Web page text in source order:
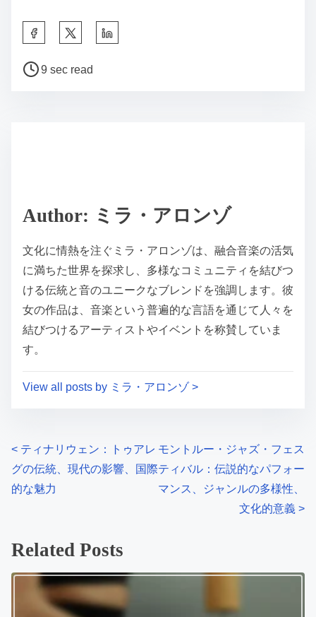
Share this post on:
Post read time
9 sec read
Author: ミラ・アロンゾ
文化に情熱を注ぐミラ・アロンゾは、融合音楽の活気
に満ちた世界を探求し、多様なコミュニティを結びつ
ける伝統と音のユニークなブレンドを強調します。彼
女の作品は、音楽という普遍的な言語を通じて人々を
結びつけるアーティストやイベントを称賛していま
す。
View all posts by ミラ・アロンゾ >
Posts navigation
< ティナリウェン：トゥアレ
グの伝統、現代の影響、国際
的な魅力
モントルー・ジャズ・フェス
ティバル：伝説的なパフォー
マンス、ジャンルの多様性、
文化的意義 >
Related Posts